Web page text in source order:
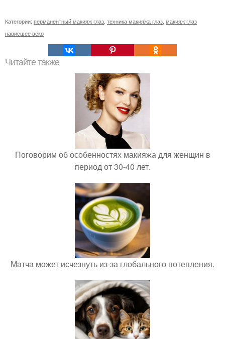
Категории: перманентный макияж глаз техника макияжа глаз макияж глаз
нависшее веко
Читайте также
Поговорим об особенностях макияжа для женщин в
период от 30-40 лет.
Матча может исчезнуть из-за глобального потепления.